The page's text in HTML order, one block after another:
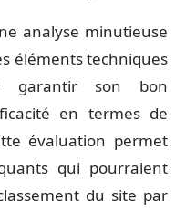
analyse minutieuse
éléments techniques
garantir son bon
en termes de
évaluation permet
qui pourraient
du site par